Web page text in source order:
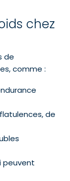
chez
de
comme :
de
peuvent